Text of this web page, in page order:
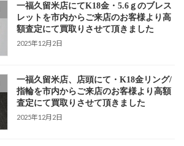
一福久留米店にてK18金・5.6ｇのブレス
レットを市内からご来店のお客様より高
額査定にて買取りさせて頂きました
2025年12月2日
一福久留米店、店頭にて・K18金リング/
指輪を市内からご来店のお客様より高額
査定にて買取りさせて頂きました
2025年12月2日